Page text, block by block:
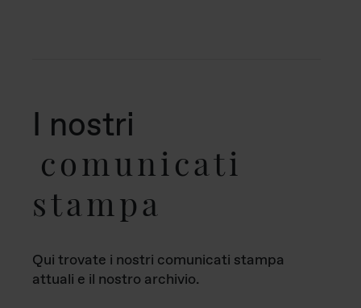
I nostri
comunicati
stampa
Qui trovate i nostri comunicati stampa
attuali e il nostro archivio.